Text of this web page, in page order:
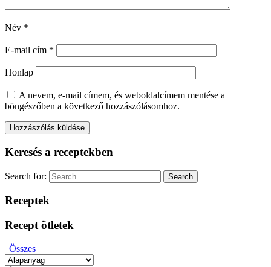
Név *
E-mail cím *
Honlap
A nevem, e-mail címem, és weboldalcímem mentése a
böngészőben a következő hozzászólásomhoz.
Keresés a receptekben
Search for: Search
Receptek
Recept ötletek
Összes